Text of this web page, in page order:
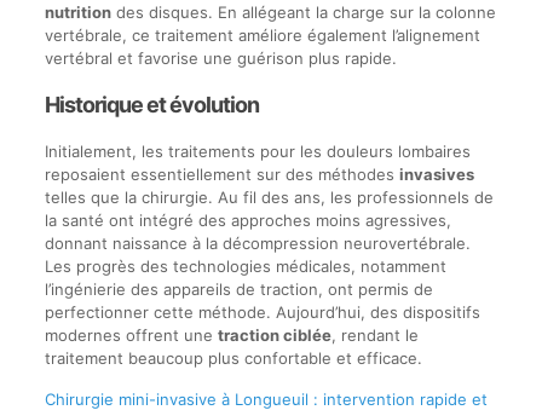
nutritiondes disques. En allégeant la charge sur la colonne
vertébrale, ce traitement améliore également l’alignement
vertébral et favorise une guérison plus rapide.
Historique et évolution
Initialement, les traitements pour les douleurs lombaires
reposaient essentiellement sur des méthodes invasives
telles que la chirurgie. Au fil des ans, les professionnels de
la santé ont intégré des approches moins agressives,
donnant naissance à la décompression neurovertébrale.
Les progrès des technologies médicales, notamment
l’ingénierie des appareils de traction, ont permis de
perfectionner cette méthode. Aujourd’hui, des dispositifs
modernes offrent une traction ciblée, rendant le
traitement beaucoup plus confortable et efficace.
Chirurgie mini-invasive à Longueuil : intervention rapide et